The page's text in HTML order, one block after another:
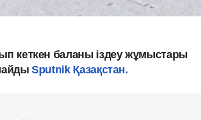
кеткен баланы іздеу жұмыстары
Sputnik Қазақстан.